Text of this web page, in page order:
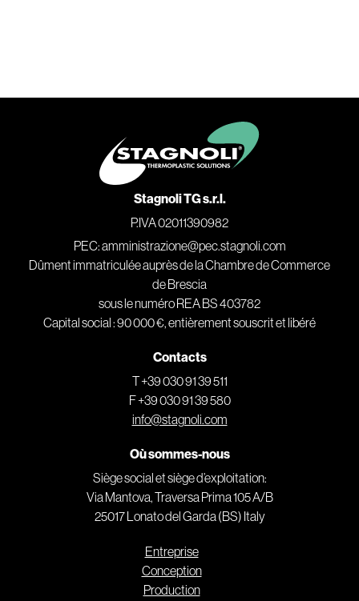
Stagnoli TG s.r.l.
P.IVA 02011390982
PEC: amministrazione@pec.stagnoli.com
Dûment immatriculée auprès de la Chambre de Commerce
de Brescia
sous le numéro REA BS 403782
Capital social : 90 000 €, entièrement souscrit et libéré
Contacts
T +39 030 91 39 511
F +39 030 91 39 580
info@stagnoli.com
Où sommes-nous
Siège social et siège d’exploitation:
Via Mantova, Traversa Prima 105 A/B
25017 Lonato del Garda (BS) Italy
Entreprise
Conception
Production